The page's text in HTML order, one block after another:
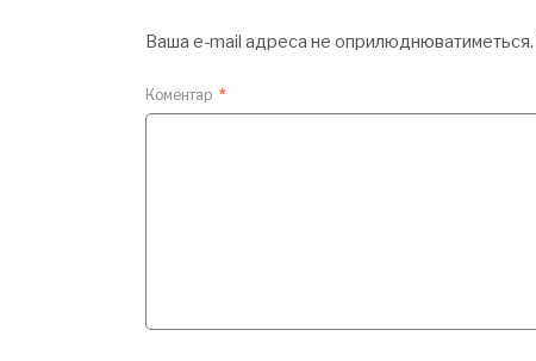
Ваша e-mail адреса не оприлюднюватиметься.
Коментар *